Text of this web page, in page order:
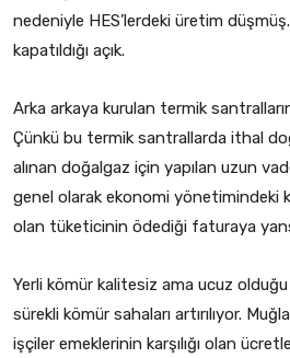
nedeniyle HES’lerdeki üretim
kapatıldığı açık.
Arka arkaya kurulan termik
Çünkü bu termik santrallarda ithal
alınan doğalgaz için yapılan uzun
genel olarak ekonomi yönetimindeki
olan tüketicinin ödediği faturaya
Yerli kömür kalitesiz ama ucuz
sürekli kömür sahaları artırılıyor.
işçiler emeklerinin karşılığı olan